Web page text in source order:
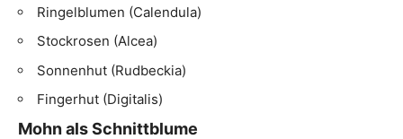
Ringelblumen (Calendula)
Stockrosen (Alcea)
Sonnenhut (Rudbeckia)
Fingerhut (Digitalis)
Mohn als Schnittblume